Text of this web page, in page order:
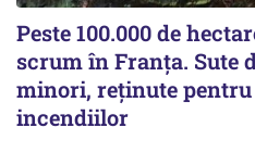
Peste 100.000 de
scrum în Franța. Sute
minori, reținute
incendiilor